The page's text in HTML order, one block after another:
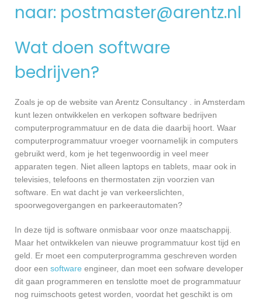
naar: postmaster@arentz.nl
Wat doen software
bedrijven?
Zoals je op de website van Arentz Consultancy . in Amsterdam
kunt lezen ontwikkelen en verkopen software bedrijven
computerprogrammatuur en de data die daarbij hoort. Waar
computerprogrammatuur vroeger voornamelijk in computers
gebruikt werd, kom je het tegenwoordig in veel meer
apparaten tegen. Niet alleen laptops en tablets, maar ook in
televisies, telefoons en thermostaten zijn voorzien van
software. En wat dacht je van verkeerslichten,
spoorwegovergangen en parkeerautomaten?
In deze tijd is software onmisbaar voor onze maatschappij.
Maar het ontwikkelen van nieuwe programmatuur kost tijd en
geld. Er moet een computerprogramma geschreven worden
door een software engineer, dan moet een sofware developer
dit gaan programmeren en tenslotte moet de programmatuur
nog ruimschoots getest worden, voordat het geschikt is om